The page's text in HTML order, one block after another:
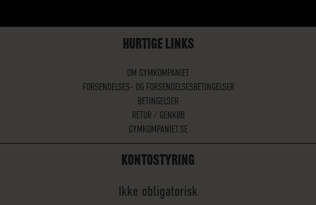
HURTIGE LINKS
OM GYMKOMPANIET
FORSENDELSES- OG FORSENDELSESBETINGELSER
BETINGELSER
RETUR / GENKØB
GYMKOMPANIET.SE
KONTOSTYRING
Ikke obligatorisk